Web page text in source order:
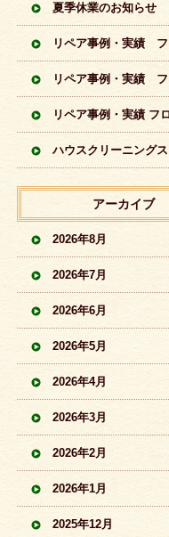
夏季休業のお知らせ
アーカイブ
2026年8月
2026年7月
2026年6月
2026年5月
2026年4月
2026年3月
2026年2月
2026年1月
2025年12月